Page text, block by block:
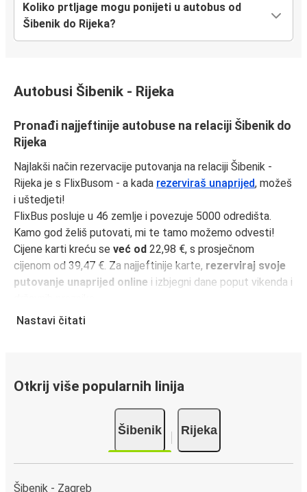
Koliko prtljage mogu ponijeti u autobus od
Šibenik do Rijeka?
Autobusi Šibenik - Rijeka
Pronađi najjeftinije autobuse na relaciji Šibenik do
Rijeka
Najlakši način rezervacije putovanja na relaciji Šibenik -
Rijeka je s FlixBusom - a kada rezerviraš unaprijed, možeš
i uštedjeti!
FlixBus posluje u 46 zemlje i povezuje 5000 odredišta.
Kamo god želiš putovati, mi te tamo možemo odvesti!
Cijene karti kreću se već od 22,98 €, s prosječnom
cijenom od 39,47 €. Za najjeftinije karte, rezerviraj svoje
putovanje unaprijed online i izbjegni dane poput vikenda i
Udaljenost između Šibenik i Rijeka je
aplikaciju. Svi tvoji podaci bit će spremljeni za sljedeće
putovanje.
Putovanje na relaciji Šibenik - Rijeka
Bez obzira želiš li putovati ujutro ili kasno navečer, pronaći
ćeš putovanje koje će vam odgovarati na jednoj od 3
vožnji
Nastavi čitati
Otkrij više popularnih linija
Šibenik Rijeka
Šibenik - Zagreb